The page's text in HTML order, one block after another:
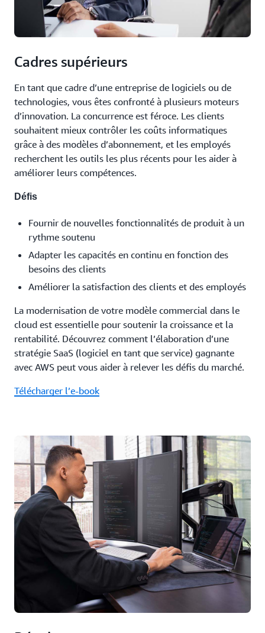
Cadres supérieurs
En tant que cadre d’une entreprise de logiciels ou de
technologies, vous êtes confronté à plusieurs moteurs
d’innovation. La concurrence est féroce. Les clients
souhaitent mieux contrôler les coûts informatiques
grâce à des modèles d’abonnement, et les employés
recherchent les outils les plus récents pour les aider à
améliorer leurs compétences.
Défis
Fournir de nouvelles fonctionnalités de produit à un
rythme soutenu
Adapter les capacités en continu en fonction des
besoins des clients
Améliorer la satisfaction des clients et des employés
La modernisation de votre modèle commercial dans le
cloud est essentielle pour soutenir la croissance et la
rentabilité. Découvrez comment l’élaboration d’une
stratégie SaaS (logiciel en tant que service) gagnante
avec AWS peut vous aider à relever les défis du marché.
Télécharger l’e-book